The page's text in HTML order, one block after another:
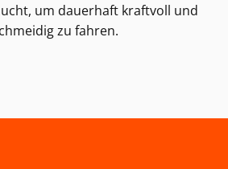
um dauerhaft kraftvoll und
zu fahren.